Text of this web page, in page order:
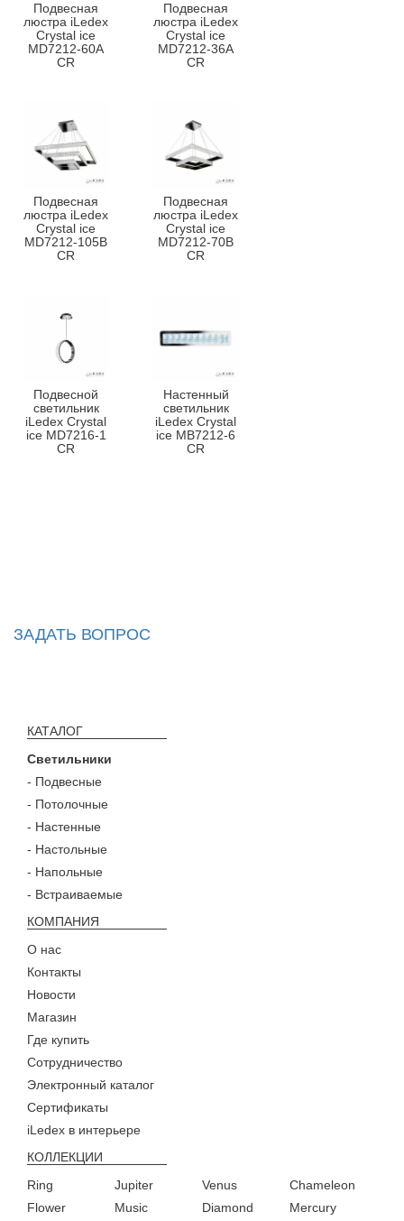
Подвесная
люстра iLedex
Crystal ice
MD7212-60A
CR
Подвесная
люстра iLedex
Crystal ice
MD7212-36A
CR
Подвесная
люстра iLedex
Crystal ice
MD7212-105B
CR
Подвесная
люстра iLedex
Crystal ice
MD7212-70B
CR
Подвесной
светильник
iLedex Crystal
ice MD7216-1
CR
Настенный
светильник
iLedex Crystal
ice MB7212-6
CR
ЗАДАТЬ ВОПРОС
КАТАЛОГ
Светильники
- Подвесные
- Потолочные
- Настенные
- Настольные
- Напольные
- Встраиваемые
КОМПАНИЯ
О нас
Контакты
Новости
Магазин
Где купить
Сотрудничество
Электронный каталог
Сертификаты
iLedex в интерьере
КОЛЛЕКЦИИ
Ring
Flower
Jupiter
Music
Venus
Diamond
Chameleon
Mercury